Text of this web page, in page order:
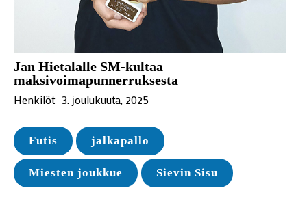
Jan Hietalalle SM-kultaa
maksivoimapunnerruksesta
Henkilöt 3. јoulukuuta, 2025
Futis jalkapallo
Miesten joukkue Sievin Sisu